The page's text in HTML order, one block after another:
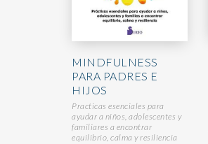
MINDFULNESS
PARA PADRES E
HIJOS
Practicas esenciales para
ayudar a niños, adolescentes y
familiares a encontrar
equilibrio, calma y resiliencia